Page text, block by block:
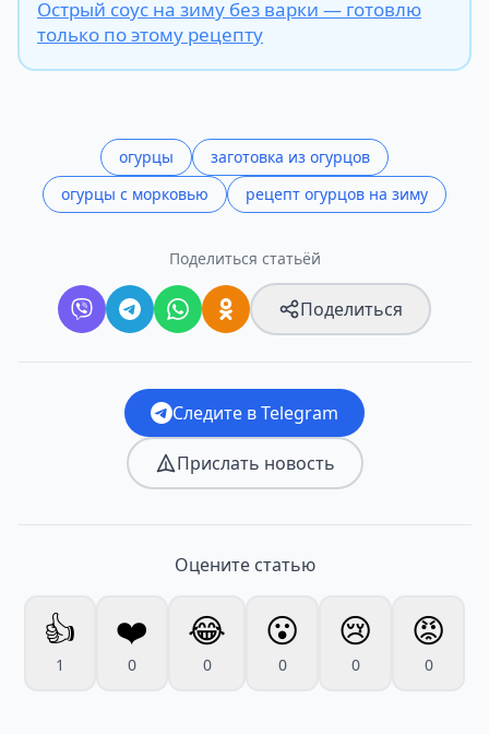
Острый соус на зиму без варки — готовлю
только по этому рецепту
огурцы
заготовка из огурцов
огурцы с морковью
рецепт огурцов на зиму
Поделиться статьёй
Поделиться
Следите в Telegram
Прислать новость
Оцените статью
👍
1
❤️
0
😂
0
😮
0
😢
0
😡
0